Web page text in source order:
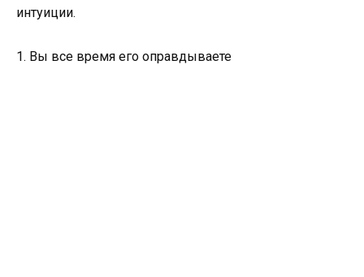
интуиции.
1. Вы все время его оправдываете